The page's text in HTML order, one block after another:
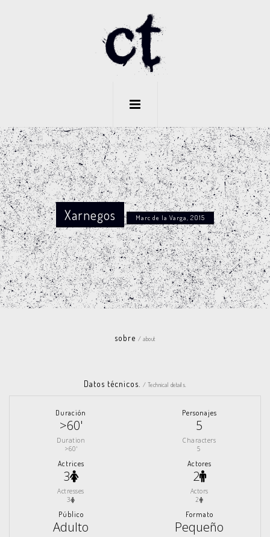
Xarnegos Marc de la Varga, 2015
sobre/ about
Datos técnicos. / Technical details.
Duración
>60'
Duration
>60'
Personajes
5
Characters
5
Actrices
3
Actresses
3
Actores
2
Actors
2
Público
Adulto
Formato
Pequeño